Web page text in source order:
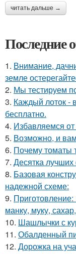
читать дальше →
Последние
1. Внимание,
земле
2. Мы тестируем
3. Каждый лоток -
бесплатно.
4. Избавляемся
5. Возможно, и
6. Почему томаты
7. Десятка лучших
8. Базовая
надежной схеме:
9.
манку, муку,
10. Шашлычки с
11. Обалденный
12. Дорожка на